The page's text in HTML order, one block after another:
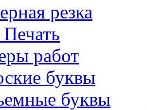
резка
работ
буквы
буквы